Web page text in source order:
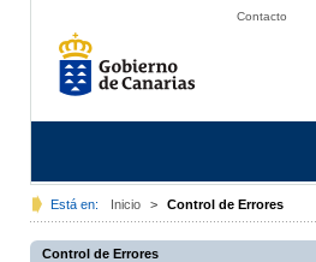
Contacto
Está en: Inicio > Control de Errores
Control de Errores